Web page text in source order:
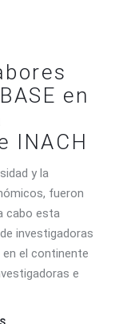
en
INACH
y la
fueron
cabo esta
investigadoras
el continente
e